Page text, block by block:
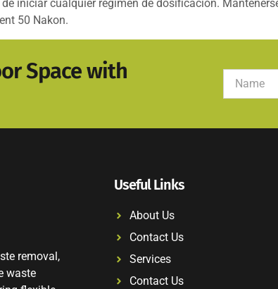
iniciar cualquier régimen de dosificación.
50 Nakon.
Space with
removal,
waste
Useful Links
About Us
Contact Us
Services
Contact Us